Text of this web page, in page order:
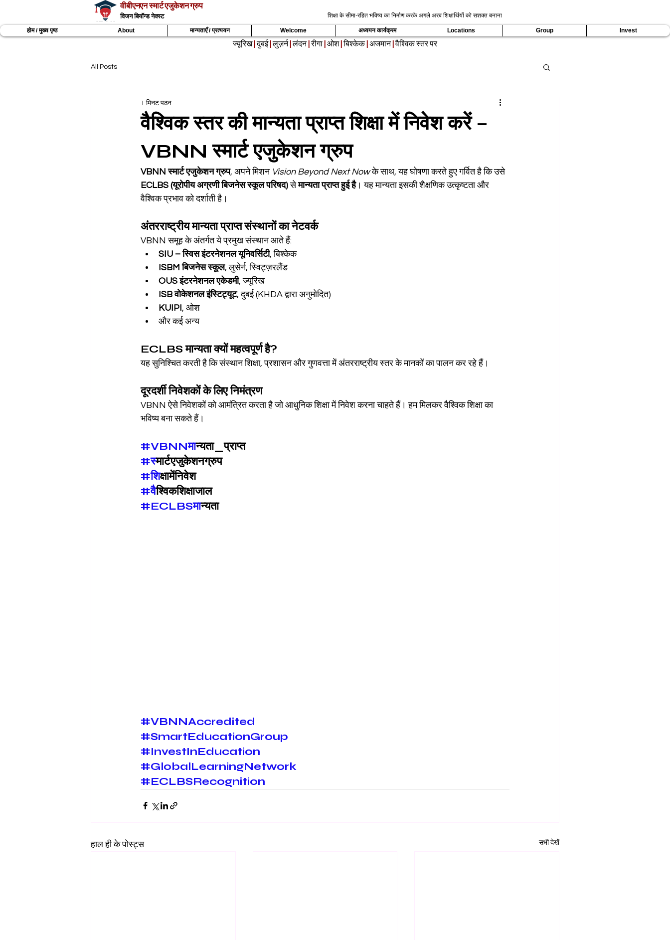
वीबीएनएन स्मार्ट एजुकेशन ग्रुप
विजन बियॉन्ड नेक्स्ट शिक्षा के सीमा-रहित भविष्य का निर्माण करके अगले अरब शिक्षार्थियों को सशक्त बनाना
होम / मुख्य पृष्ठ About मान्यताएँ / प्रत्ययन Welcome अध्ययन कार्यक्रम Locations Group Invest
ज्यूरिख दुबई लुज़र्न लंदन रीगा ओश बिश्केक अजमान |वैश्विक स्तर पर
All Posts
वैश्विक स्तर की मान्यता प्राप्त शिक्षा में निवेश करें –
VBNN स्मार्ट एजुकेशन ग्रुप
1 मिनट पठन
VBNN स्मार्ट एजुकेशन ग्रुप, अपने मिशन Vision Beyond Next Now के साथ, यह घोषणा करते हुए गर्वित है कि उसे
ECLBS (यूरोपीय अग्रणी बिजनेस स्कूल परिषद) से मान्यता प्राप्त हुई है। यह मान्यता इसकी शैक्षणिक उत्कृष्टता और
वैश्विक प्रभाव को दर्शाती है।
अंतरराष्ट्रीय मान्यता प्राप्त संस्थानों का नेटवर्क
VBNN समूह के अंतर्गत ये प्रमुख संस्थान आते हैं:
SIU – स्विस इंटरनेशनल यूनिवर्सिटी, बिश्केक
ISBM बिजनेस स्कूल, लुसेर्न, स्विट्ज़रलैंड
OUS इंटरनेशनल एकेडमी, ज्यूरिख
ISB वोकेशनल इंस्टिट्यूट, दुबई (KHDA द्वारा अनुमोदित)
KUIPI, ओश
और कई अन्य
ECLBS मान्यता क्यों महत्वपूर्ण है?
यह सुनिश्चित करती है कि संस्थान शिक्षा, प्रशासन और गुणवत्ता में अंतरराष्ट्रीय स्तर के मानकों का पालन कर रहे हैं।
दूरदर्शी निवेशकों के लिए निमंत्रण
VBNN ऐसे निवेशकों को आमंत्रित करता है जो आधुनिक शिक्षा में निवेश करना चाहते हैं। हम मिलकर वैश्विक शिक्षा का
भविष्य बना सकते हैं।
#VBNNमान्यता_प्राप्त
#स्मार्टएजुकेशनग्रुप
#शिक्षामेंनिवेश
#वैश्विकशिक्षाजाल
#ECLBSमान्यता
#VBNNAccredited
#SmartEducationGroup
#InvestInEducation
#GlobalLearningNetwork
#ECLBSRecognition
हाल ही के पोस्ट्स सभी देखें